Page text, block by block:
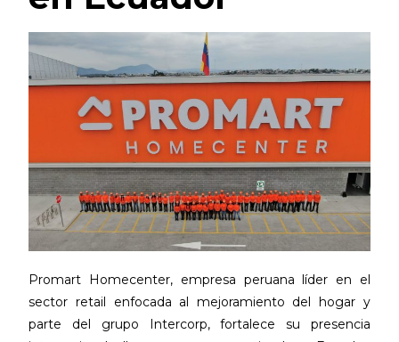
Promart Homecenter, empresa peruana líder en el
sector retail enfocada al mejoramiento del hogar y
parte del grupo Intercorp, fortalece su presencia